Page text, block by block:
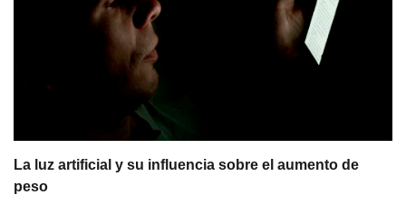
La luz artificial y su influencia sobre el aumento de
peso